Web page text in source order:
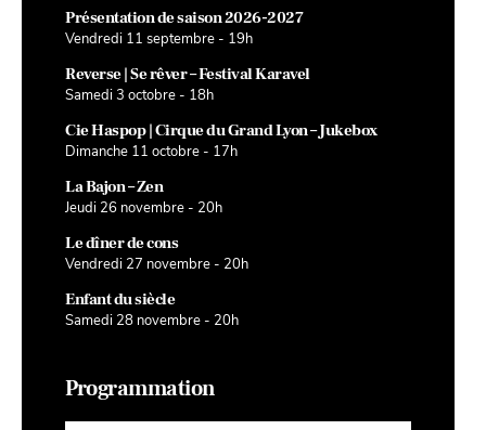
Présentation de saison 2026-2027
Vendredi 11 septembre - 19h
Reverse | Se rêver – Festival Karavel
Samedi 3 octobre - 18h
Cie Haspop | Cirque du Grand Lyon – Jukebox
Dimanche 11 octobre - 17h
La Bajon – Zen
Jeudi 26 novembre - 20h
Le dîner de cons
Vendredi 27 novembre - 20h
Enfant du siècle
Samedi 28 novembre - 20h
Programmation